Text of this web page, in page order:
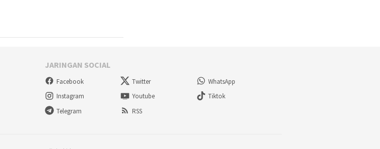
JARINGAN SOCIAL
Facebook Twitter
WhatsApp
Instagram
Youtube
Tiktok
Telegram
RSS